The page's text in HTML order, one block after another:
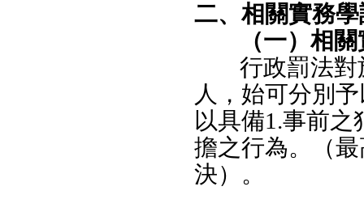
二、相關實務
（一）相
行政罰法
人，始可分別
以具備1.事前
擔之行為。（
決）。